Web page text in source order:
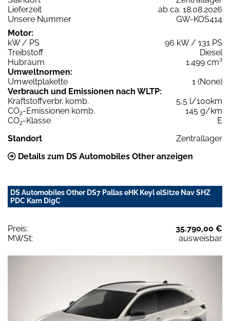
Lieferzeit
ab ca. 18.08.2026
Unsere Nummer
GW-KOS414
Motor:
kW / PS
96 kW / 131 PS
Treibstoff
Diesel
Hubraum
1.499 cm³
Umweltnormen:
Umweltplakette
1 (None)
Verbrauch und Emissionen nach WLTP:
Kraftstoffverbr. komb.
5,5 l/100km
CO2-Emissionen komb.
145 g/km
CO2-Klasse
E
Standort
Zentrallager
Details zum DS Automobiles Other anzeigen
DS Automobiles Other DS7 Pallas eHK Keyl elSitze Nav SHZ
PDC Kam DigC
Preis:
35.790,00 €
MWSt:
ausweisbar